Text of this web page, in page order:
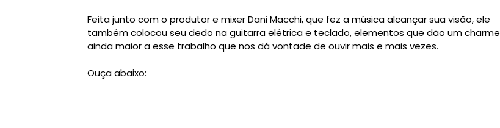
Feita junto com o produtor e mixer Dani Macchi, que fez a música alcançar sua visão, ele
também colocou seu dedo na guitarra elétrica e teclado, elementos que dão um charme
ainda maior a esse trabalho que nos dá vontade de ouvir mais e mais vezes.
Ouça abaixo: